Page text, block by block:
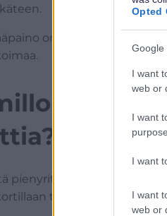
Opted
Google
I want
web or
I want
I want
I want
web or
on maksuaika- ja
pienyrittäjät maksavat
tai käteisellä.